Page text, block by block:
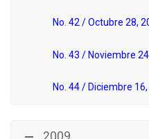
No. 42 / Octubre 28,
No. 43 / Noviembre
No. 44 / Diciembre
2009